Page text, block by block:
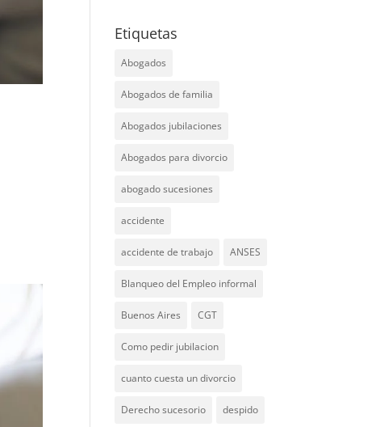
Etiquetas
Abogados
Abogados de familia
Abogados jubilaciones
Abogados para divorcio
abogado sucesiones
accidente
accidente de trabajo ANSES
Blanqueo del Empleo informal
Buenos Aires CGT
Como pedir jubilacion
cuanto cuesta un divorcio
Derecho sucesorio despido